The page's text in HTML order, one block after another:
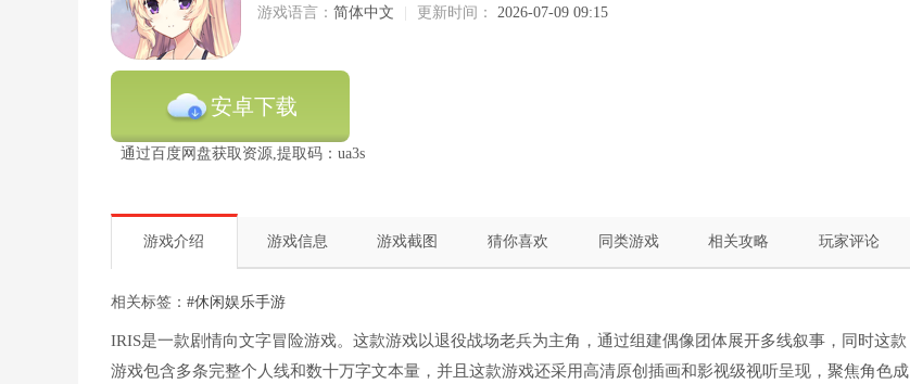
游戏语言： 简体中文 更新时间： 2026-07-09 09:15
安卓下载
通过百度网盘获取资源,提取码：ua3s
游戏介绍 游戏信息 游戏截图 猜你喜欢 同类游戏 相关攻略 玩家评论
相关标签： #休闲娱乐手游
IRIS是一款剧情向文字冒险游戏。这款游戏以退役战场老兵为主角，通过组建偶像团体展开多线叙事，同时这款
游戏包含多条完整个人线和数十万字文本量，并且这款游戏还采用高清原创插画和影视级视听呈现，聚焦角色成